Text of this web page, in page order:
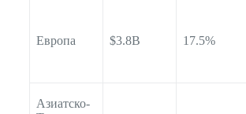
Европа $3.8B 17.5%
Азиатско-